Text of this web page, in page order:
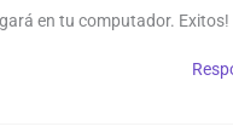
en tu computador. Exitos!